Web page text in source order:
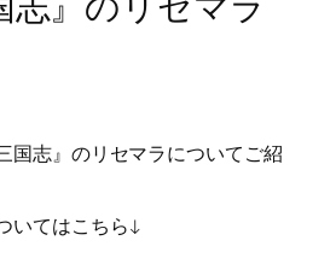
国志』のリセマラについてご紹
いてはこちら↓